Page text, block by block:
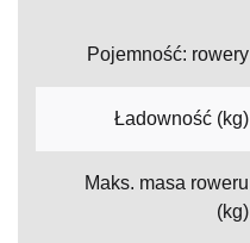
Pojemność: rowery
Ładowność (kg)
Maks. masa roweru
(kg)